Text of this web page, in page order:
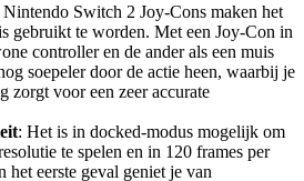
Nintendo Switch 2 Joy-Cons maken het
gebruikt te worden. Met een Joy-Con in
controller en de ander als een muis
soepeler door de actie heen, waarbij je
zorgt voor een zeer accurate
: Het is in docked-modus mogelijk om
te spelen en in 120 frames per
het eerste geval geniet je van